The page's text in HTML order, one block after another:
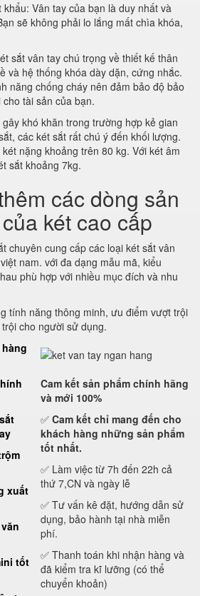
Vân tay của bạn là duy nhất và
sẽ không phải lo lắng mất chìa khóa,
sắt vân tay chú trọng về thiết kế thân
và hệ thống khóa dày dặn, cứng nhắc.
năng chống cháy nên đảm bảo độ bảo
tài sản của bạn.
khó khăn trong trường hợp kẻ gian
các két sắt rất chú ý đến khối lượng.
nặng khoảng trên 80 kg. Với két âm
sắt khoảng 7kg.
các dòng sản
két cao cấp
chuyên cung cấp các loại két sắt vân
nam. với đa dạng mẫu mã, kiểu
phù hợp với nhiều mục đích và nhu
tính năng thông minh, ưu điểm vượt trội
cho người sử dụng.
xuất
tốt
Cam kết sản phẩm chính hãng
và mới 100%
✅ Cam kết chỉ mang đến cho
khách hàng những sản phẩm
tốt nhất.
✅ Làm việc từ 7h đến 22h cả
thứ 7,CN và ngày lễ
✅ Tư vấn kê đặt, hướng dẫn sử
dụng, bảo hành tại nhà miễn
phí.
✅ Thanh toán khi nhận hàng và
đã kiểm tra kĩ lưỡng (có thể
chuyển khoản)